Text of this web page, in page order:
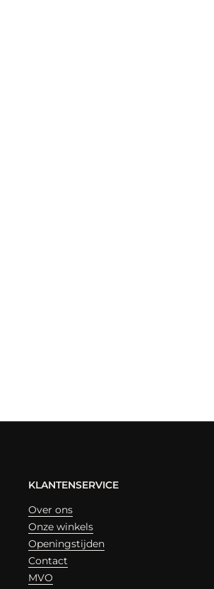
KLANTENSERVICE
Over ons
Onze winkels
Openingstijden
Contact
MVO